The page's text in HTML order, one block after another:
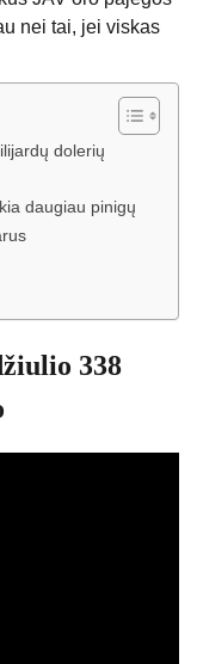
nei tai, jei viskas
dolerių
daugiau pinigų
338